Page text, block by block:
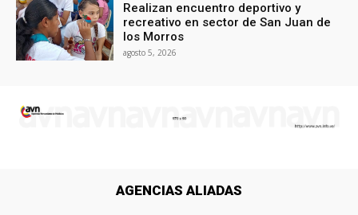
Realizan encuentro deportivo y
recreativo en sector de San Juan de
los Morros
agosto 5, 2026
AGENCIAS ALIADAS